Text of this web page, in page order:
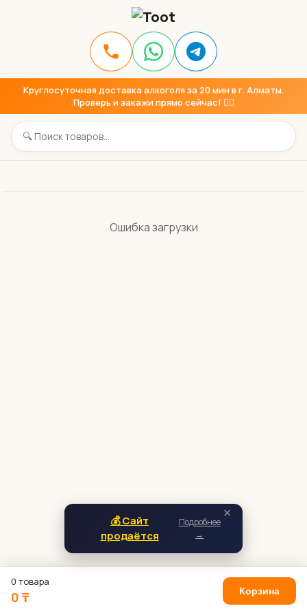
Круглосуточная доставка алкоголя за 20 мин в г. Алматы.
Проверь и закажи прямо сейчас! 👇🏼
Ошибка загрузки
✕
💰 Сайт
продаётся
Подробнее
→
0 товара
0 ₸ Корзина